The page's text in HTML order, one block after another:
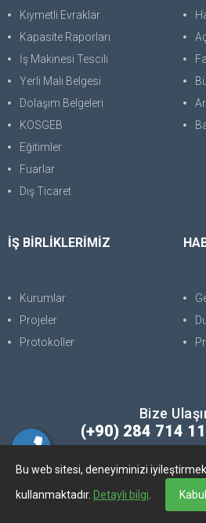
Bu web sitesi, deneyiminizi
kullanmaktadır. Detaylı bilgi
Kıymetli Evraklar
Kapasite Raporları
İş Makinesi Tescili
Yerli Malı Belgesi
Dolaşım Belgeleri
KOSGEB
Eğitimler
Fuarlar
Dış Ticaret
İŞ BİRLİKLERİMİZ
Kurumlar
Projeler
Protokoller
Bize
(+90) 284 714
Copyright © 2025. Her Hakkı Saklıdır.
dağıtılması halinde yasal